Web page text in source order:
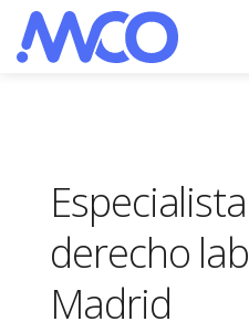
derecho
Madrid